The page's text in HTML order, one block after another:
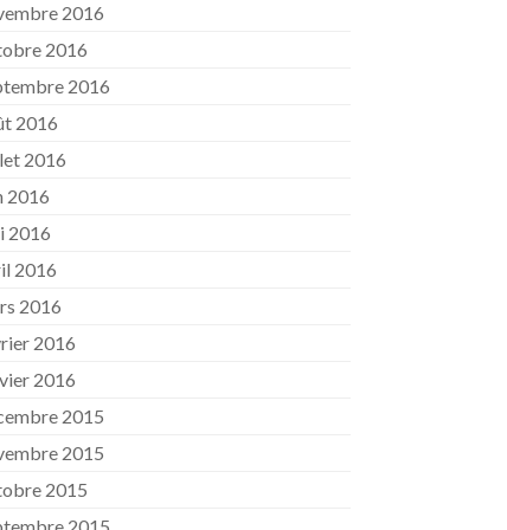
2016
2016
2016
2016
2016
2016
2016
2016
2016
2016
2016
2015
2015
2015